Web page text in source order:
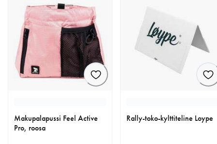
Makupalapussi Feel Active
Pro, roosa
Rally-toko-kylttiteline Loype